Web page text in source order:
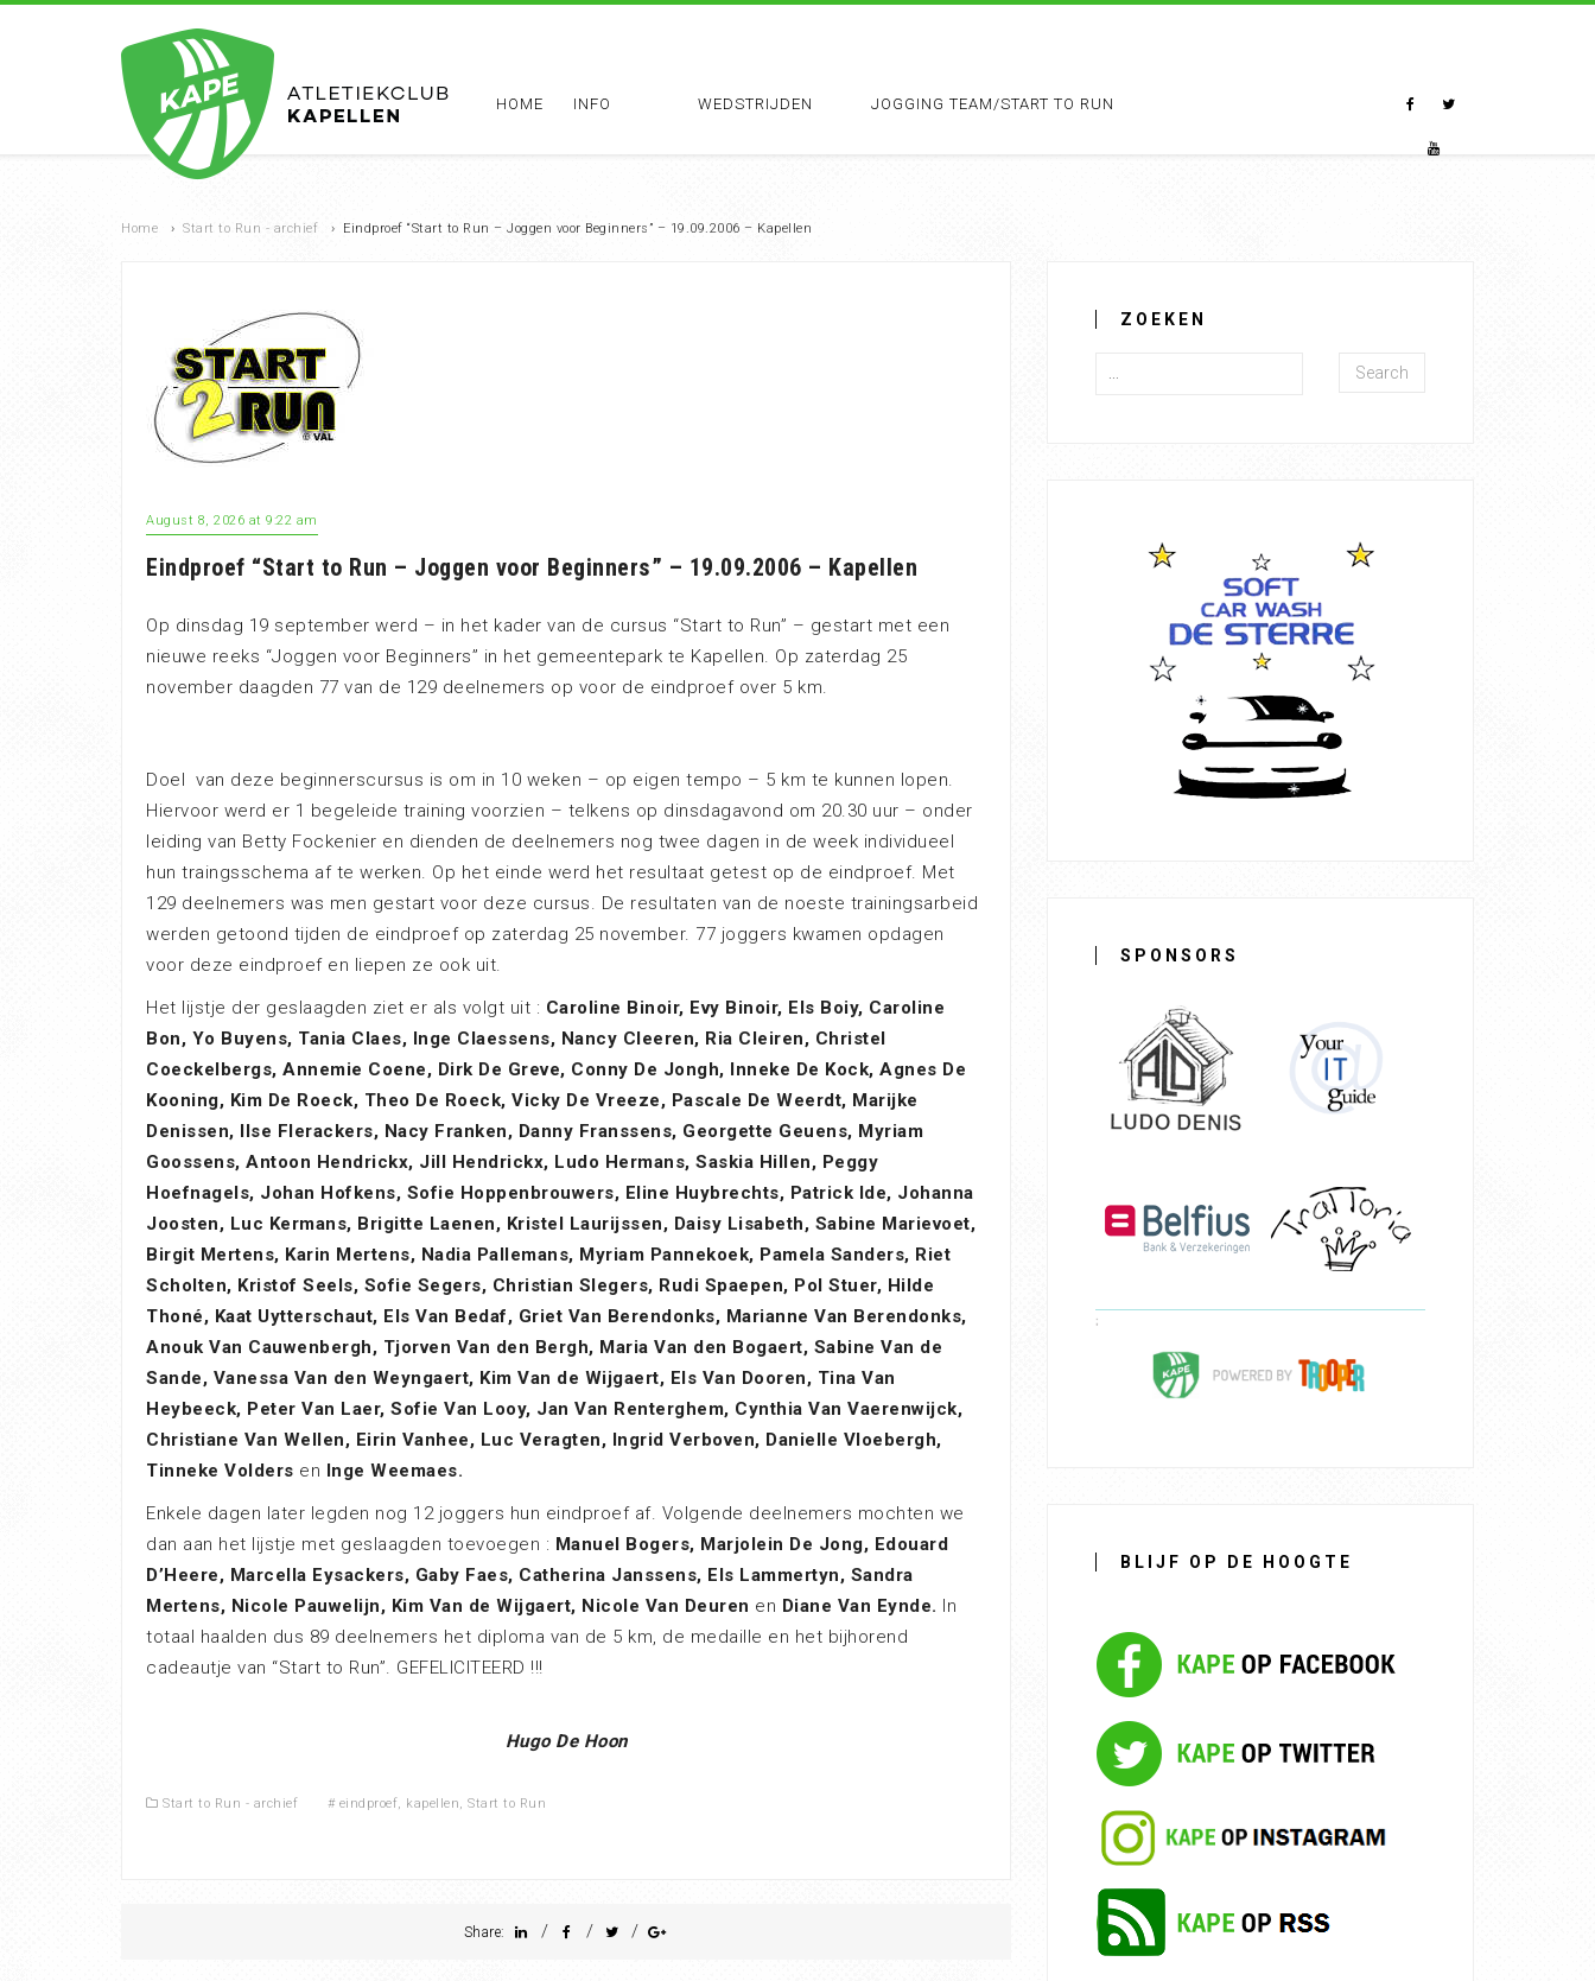
HOME INFO WEDSTRIJDEN JOGGING TEAM/START TO RUN
Home › Start to Run - archief › Eindproef “Start to Run – Joggen voor Beginners” – 19.09.2006 – Kapellen
August 8, 2026 at 9:22 am
Eindproef “Start to Run – Joggen voor Beginners” – 19.09.2006 – Kapellen
Op dinsdag 19 september werd – in het kader van de cursus “Start to Run” – gestart met een
nieuwe reeks “Joggen voor Beginners” in het gemeentepark te Kapellen. Op zaterdag 25
november daagden 77 van de 129 deelnemers op voor de eindproef over 5 km.
Doel van deze beginnerscursus is om in 10 weken – op eigen tempo – 5 km te kunnen lopen.
Hiervoor werd er 1 begeleide training voorzien – telkens op dinsdagavond om 20.30 uur – onder
leiding van Betty Fockenier en dienden de deelnemers nog twee dagen in de week individueel
hun traingsschema af te werken. Op het einde werd het resultaat getest op de eindproef. Met
129 deelnemers was men gestart voor deze cursus. De resultaten van de noeste trainingsarbeid
werden getoond tijden de eindproef op zaterdag 25 november. 77 joggers kwamen opdagen
voor deze eindproef en liepen ze ook uit.
Het lijstje der geslaagden ziet er als volgt uit : Caroline Binoir, Evy Binoir, Els Boiy, Caroline
Bon, Yo Buyens, Tania Claes, Inge Claessens, Nancy Cleeren, Ria Cleiren, Christel
Coeckelbergs, Annemie Coene, Dirk De Greve, Conny De Jongh, Inneke De Kock, Agnes De
Kooning, Kim De Roeck, Theo De Roeck, Vicky De Vreeze, Pascale De Weerdt, Marijke
Denissen, Ilse Flerackers, Nacy Franken, Danny Franssens, Georgette Geuens, Myriam
Goossens, Antoon Hendrickx, Jill Hendrickx, Ludo Hermans, Saskia Hillen, Peggy
Hoefnagels, Johan Hofkens, Sofie Hoppenbrouwers, Eline Huybrechts, Patrick Ide, Johanna
Joosten, Luc Kermans, Brigitte Laenen, Kristel Laurijssen, Daisy Lisabeth, Sabine Marievoet,
Birgit Mertens, Karin Mertens, Nadia Pallemans, Myriam Pannekoek, Pamela Sanders, Riet
Scholten, Kristof Seels, Sofie Segers, Christian Slegers, Rudi Spaepen, Pol Stuer, Hilde
Thoné, Kaat Uytterschaut, Els Van Bedaf, Griet Van Berendonks, Marianne Van Berendonks,
Anouk Van Cauwenbergh, Tjorven Van den Bergh, Maria Van den Bogaert, Sabine Van de
Sande, Vanessa Van den Weyngaert, Kim Van de Wijgaert, Els Van Dooren, Tina Van
Heybeeck, Peter Van Laer, Sofie Van Looy, Jan Van Renterghem, Cynthia Van Vaerenwijck,
Christiane Van Wellen, Eirin Vanhee, Luc Veragten, Ingrid Verboven, Danielle Vloebergh,
Tinneke Volders en Inge Weemaes.
Enkele dagen later legden nog 12 joggers hun eindproef af. Volgende deelnemers mochten we
dan aan het lijstje met geslaagden toevoegen : Manuel Bogers, Marjolein De Jong, Edouard
D’Heere, Marcella Eysackers, Gaby Faes, Catherina Janssens, Els Lammertyn, Sandra
Mertens, Nicole Pauwelijn, Kim Van de Wijgaert, Nicole Van Deuren en Diane Van Eynde. In
totaal haalden dus 89 deelnemers het diploma van de 5 km, de medaille en het bijhorend
cadeautje van “Start to Run”. GEFELICITEERD !!!
Hugo De Hoon
Start to Run - archief # eindproef, kapellen, Start to Run
Share: / / /
ZOEKEN
Search
SPONSORS
BLIJF OP DE HOOGTE